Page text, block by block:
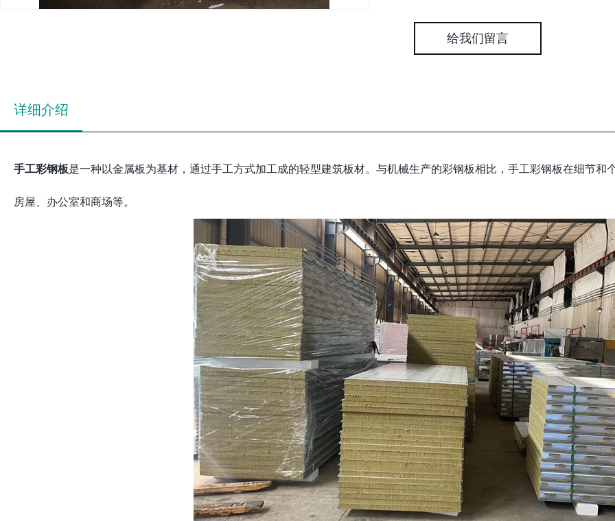
给我们留言
详细介绍
手工彩钢板是一种以金属板为基材，通过手工方式加工成的轻型建筑板材。与机械生产的彩钢板相比，手工彩钢板在细节
房屋、办公室和商场等。